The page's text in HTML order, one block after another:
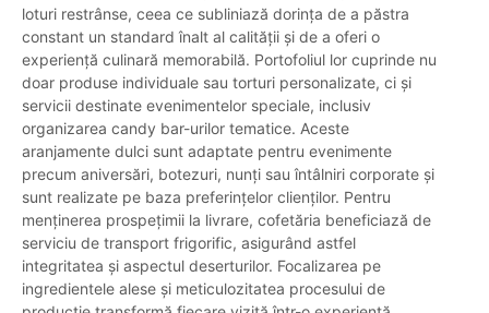
loturi restrânse, ceea ce subliniază dorința de a păstra
constant un standard înalt al calității și de a oferi o
experiență culinară memorabilă. Portofoliul lor cuprinde nu
doar produse individuale sau torturi personalizate, ci și
servicii destinate evenimentelor speciale, inclusiv
organizarea candy bar-urilor tematice. Aceste
aranjamente dulci sunt adaptate pentru evenimente
precum aniversări, botezuri, nunți sau întâlniri corporate și
sunt realizate pe baza preferințelor clienților. Pentru
menținerea prospețimii la livrare, cofetăria beneficiază de
serviciu de transport frigorific, asigurând astfel
integritatea și aspectul deserturilor. Focalizarea pe
ingredientele alese și meticulozitatea procesului de